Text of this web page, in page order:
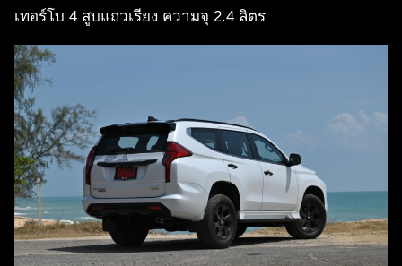
เทอร์โบ 4 สูบแถวเรียง ความจุ 2.4 ลิตร